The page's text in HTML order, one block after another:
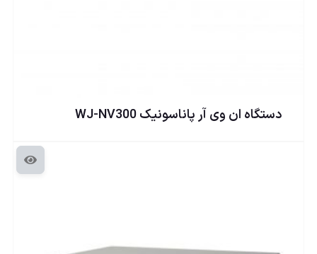
دستگاه ان وی آر پاناسونيک WJ-NV300